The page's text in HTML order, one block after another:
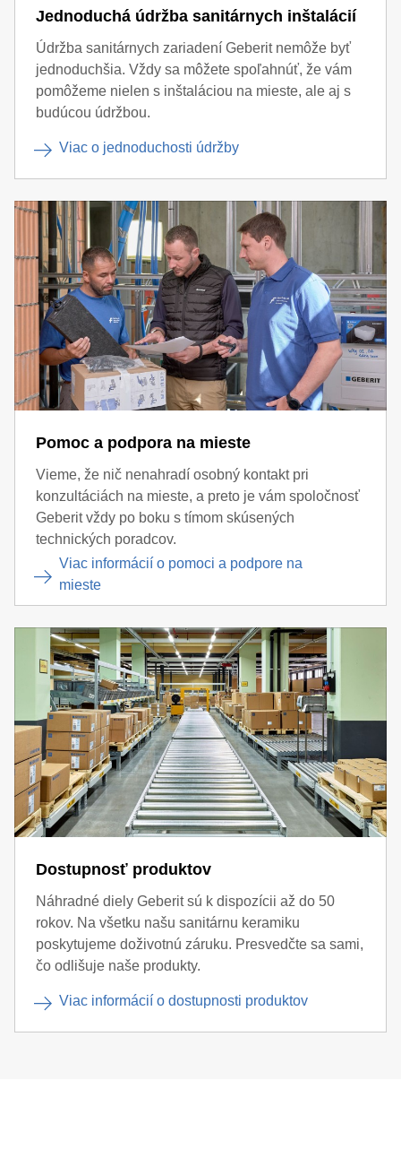
Jednoduchá údržba sanitárnych inštalácií
Údržba sanitárnych zariadení Geberit nemôže byť
jednoduchšia. Vždy sa môžete spoľahnúť, že vám
pomôžeme nielen s inštaláciou na mieste, ale aj s
budúcou údržbou.
Viac o jednoduchosti údržby
Pomoc a podpora na mieste
Vieme, že nič nenahradí osobný kontakt pri
konzultáciách na mieste, a preto je vám spoločnosť
Geberit vždy po boku s tímom skúsených
technických poradcov.
Viac informácií o pomoci a podpore na
mieste
Dostupnosť produktov
Náhradné diely Geberit sú k dispozícii až do 50
rokov. Na všetku našu sanitárnu keramiku
poskytujeme doživotnú záruku. Presvedčte sa sami,
čo odlišuje naše produkty.
Viac informácií o dostupnosti produktov